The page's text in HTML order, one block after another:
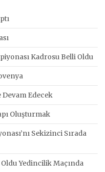
Kadrosu Belli Oldu
Edecek
Oluşturmak
Sekizinci Sırada
Yedincilik Maçında